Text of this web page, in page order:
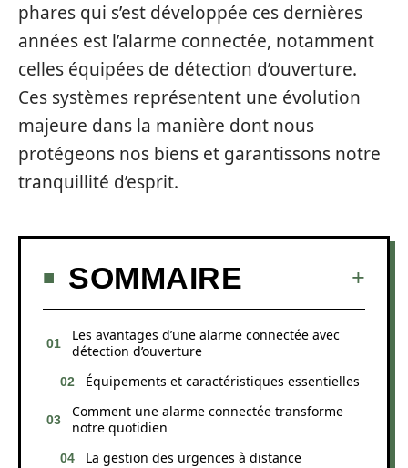
phares qui s’est développée ces dernières
années est l’alarme connectée, notamment
celles équipées de détection d’ouverture.
Ces systèmes représentent une évolution
majeure dans la manière dont nous
protégeons nos biens et garantissons notre
tranquillité d’esprit.
SOMMAIRE
Les avantages d’une alarme connectée avec
détection d’ouverture
Équipements et caractéristiques essentielles
Comment une alarme connectée transforme
notre quotidien
La gestion des urgences à distance